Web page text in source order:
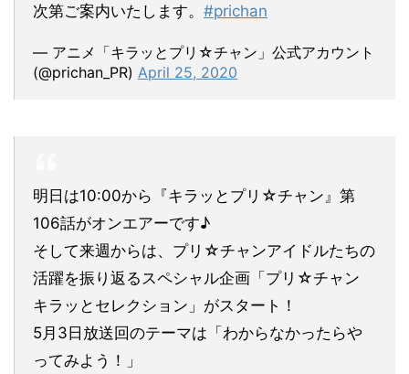
次第ご案内いたします。 #prichan
— アニメ「キラッとプリ☆チャン」公式アカウント
(@prichan_PR) April 25, 2020
明日は10:00から『キラッとプリ☆チャン』第
106話がオンエアーです♪
そして来週からは、プリ☆チャンアイドルたちの
活躍を振り返るスペシャル企画「プリ☆チャン
キラッとセレクション」がスタート！
5月3日放送回のテーマは「わからなかったらや
ってみよう！」